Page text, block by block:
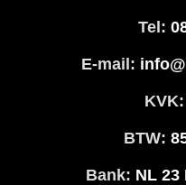
Tel:
E-mail:
KVK:
BTW:
Bank: NL 23